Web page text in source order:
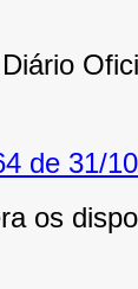
de 31/
os